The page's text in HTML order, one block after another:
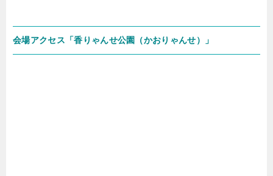
会場アクセス「香りゃんせ公園（かおりゃんせ）」